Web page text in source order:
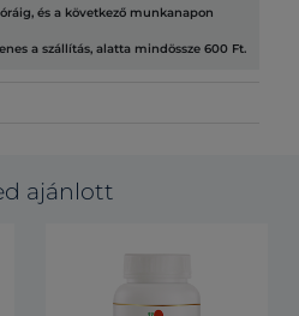
és a következő munkanapon
a szállítás, alatta mindössze 600 Ft.
ajánlott